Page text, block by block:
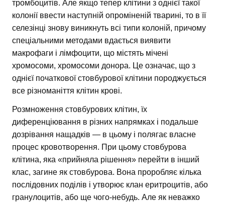
тромбоцитів. Але якщо тепер клітини з однієї такої
колонії ввести наступній опроміненій тварині, то в її
селезінці знову виникнуть всі типи колоній, причому
спеціальними методами вдається виявити
макрофаги і лімфоцити, що містять мічені
хромосоми, хромосоми донора. Це означає, що з
однієї початкової стовбурової клітини породжується
все різноманіття клітин крові.
Розмноження стовбурових клітин, їх
диференціювання в різних напрямках і подальше
дозрівання нащадків — в цьому і полягає власне
процес кровотворення. При цьому стовбурова
клітина, яка «прийняла рішення» перейти в інший
клас, загине як стовбурова. Вона проробляє кілька
послідовних поділів і утворює клан еритроцитів, або
гранулоцитів, або ще чого-небудь. Але як неважко